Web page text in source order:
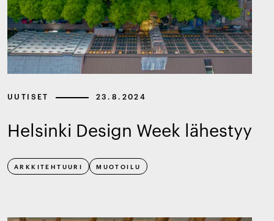
UUTISET 23.8.2024
Helsinki Design Week lähestyy
ARKKITEHTUURI MUOTOILU